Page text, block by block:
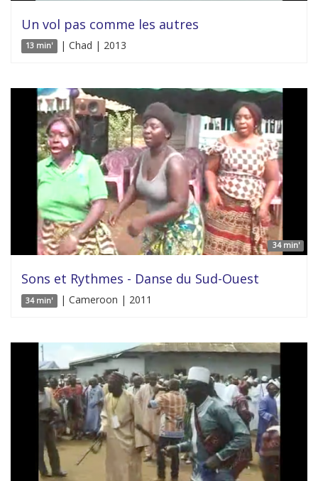
Un vol pas comme les autres
13 min' | Chad | 2013
34 min'
Sons et Rythmes - Danse du Sud-Ouest
34 min' | Cameroon | 2011